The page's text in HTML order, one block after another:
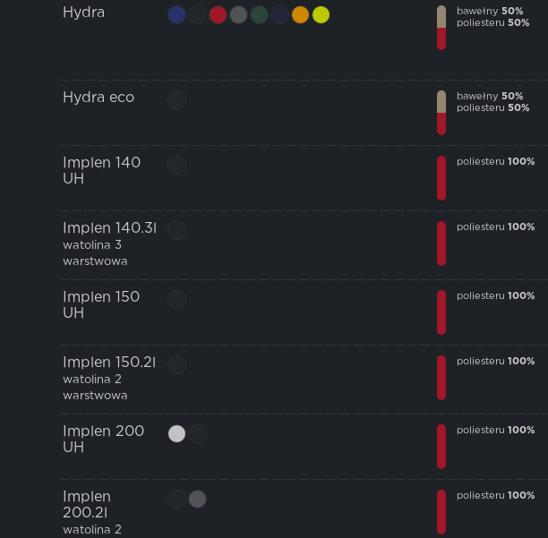
Hydra bawełny 50%
poliesteru 50%
Hydra eco bawełny 50%
poliesteru 50%
Implen 140
UH
poliesteru 100%
Implen 140.3l
watolina 3
warstwowa
poliesteru 100%
Implen 150
UH
poliesteru 100%
Implen 150.2l
watolina 2
warstwowa
poliesteru 100%
Implen 200
UH
poliesteru 100%
Implen
200.2l
watolina 2
poliesteru 100%